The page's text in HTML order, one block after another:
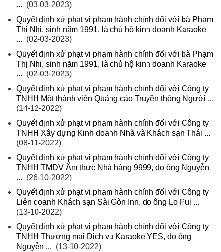
... (03-03-2023)
Quyết định xử phạt vi phạm hành chính đối với bà Phạm
Thị Nhi, sinh năm 1991, là chủ hộ kinh doanh Karaoke
... (02-03-2023)
Quyết định xử phạt vi phạm hành chính đối với bà Phạm
Thị Nhi, sinh năm 1991, là chủ hộ kinh doanh Karaoke
... (02-03-2023)
Quyết định xử phạt vi phạm hành chính đối với Công ty
TNHH Một thành viên Quảng cáo Truyền thông Người ...
(14-12-2022)
Quyết định xử phạt vi phạm hành chính đối với Công ty
TNHH Xây dựng Kinh doanh Nhà và Khách sạn Thái ...
(08-11-2022)
Quyết định xử phạt vi phạm hành chính đối với Công ty
TNHH TMDV Ẩm thực Nhà hàng 9999, do ông Nguyễn
... (26-10-2022)
Quyết định xử phạt vi phạm hành chính đối với Công ty
Liên doanh Khách sạn Sài Gòn Inn, do ông Lo Pui ...
(13-10-2022)
Quyết định xử phạt vi phạm hành chính đối với Công ty
TNHH Thương mại Dịch vụ Karaoke YES, do ông
Nguyễn ... (13-10-2022)